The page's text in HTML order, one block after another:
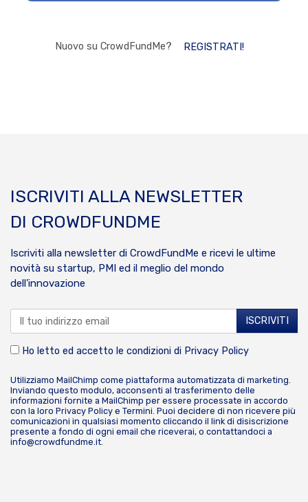
Nuovo su CrowdFundMe? REGISTRATI!
ISCRIVITI ALLA NEWSLETTER
DI CROWDFUNDME
Iscriviti alla newsletter di CrowdFundMe e ricevi le ultime
novità su startup, PMI ed il meglio del mondo
dell’innovazione
Ho letto ed accetto le condizioni di Privacy Policy
Utilizziamo MailChimp come piattaforma automatizzata di marketing.
Inviando questo modulo, acconsenti al trasferimento delle
informazioni fornite a MailChimp per essere processate in accordo
con la loro Privacy Policy e Termini. Puoi decidere di non ricevere più
comunicazioni in qualsiasi momento cliccando il link di disiscrizione
presente a fondo di ogni email che riceverai, o contattandoci a
info@crowdfundme.it.